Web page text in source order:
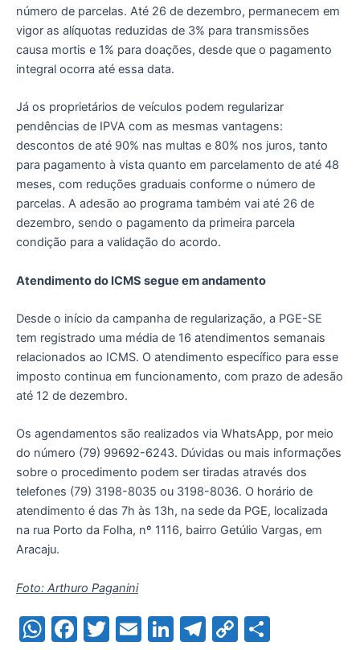
número de parcelas. Até 26 de dezembro, permanecem em
vigor as alíquotas reduzidas de 3% para transmissões
causa mortis e 1% para doações, desde que o pagamento
integral ocorra até essa data.
Já os proprietários de veículos podem regularizar
pendências de IPVA com as mesmas vantagens:
descontos de até 90% nas multas e 80% nos juros, tanto
para pagamento à vista quanto em parcelamento de até 48
meses, com reduções graduais conforme o número de
parcelas. A adesão ao programa também vai até 26 de
dezembro, sendo o pagamento da primeira parcela
condição para a validação do acordo.
Atendimento do ICMS segue em andamento
Desde o início da campanha de regularização, a PGE-SE
tem registrado uma média de 16 atendimentos semanais
relacionados ao ICMS. O atendimento específico para esse
imposto continua em funcionamento, com prazo de adesão
até 12 de dezembro.
Os agendamentos são realizados via WhatsApp, por meio
do número (79) 99692-6243. Dúvidas ou mais informações
sobre o procedimento podem ser tiradas através dos
telefones (79) 3198-8035 ou 3198-8036. O horário de
atendimento é das 7h às 13h, na sede da PGE, localizada
na rua Porto da Folha, nº 1116, bairro Getúlio Vargas, em
Aracaju.
Foto: Arthuro Paganini
W F
T
E
Li T
C